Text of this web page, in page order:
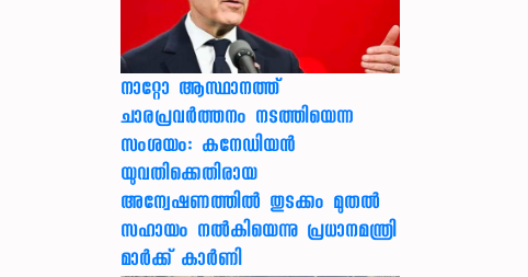
നാറ്റോ ആസ്ഥാനത്ത്
ചാരപ്രവര്‍ത്തനം നടത്തിയെന്ന
സംശയം: കനേഡിയന്‍
യുവതിക്കെതിരായ
അന്വേഷണത്തില്‍ തുടക്കം മുതല്‍
സഹായം നല്‍കിയെന്നു പ്രധാനമന്ത്രി
മാര്‍ക്ക് കാര്‍ണി